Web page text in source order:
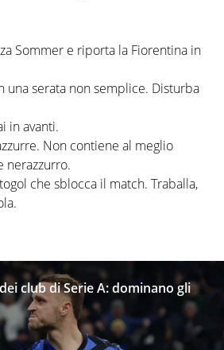
Sommer e riporta la Fiorentina in
una serata non semplice. Disturba
in avanti.
Non contiene al meglio
nerazzurro.
che sblocca il match. Traballa,
club di Serie A: dominano gli